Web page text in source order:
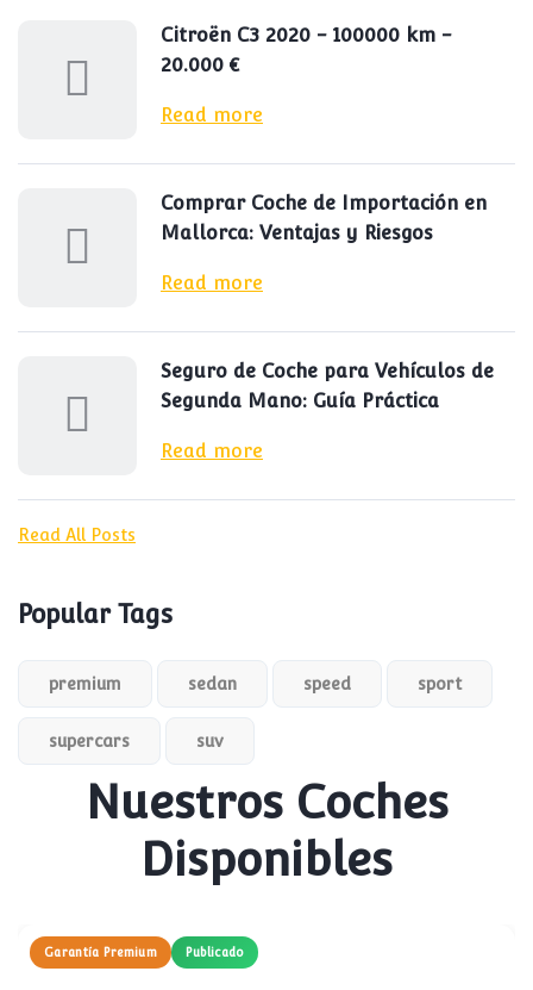
Citroën C3 2020 - 100000 km -
20.000 €
Read more
Comprar Coche de Importación en
Mallorca: Ventajas y Riesgos
Read more
Seguro de Coche para Vehículos de
Segunda Mano: Guía Práctica
Read more
Read All Posts
Popular Tags
premium sedan speed sport
supercars suv
Nuestros Coches
Disponibles
Garantía Premium Publicado